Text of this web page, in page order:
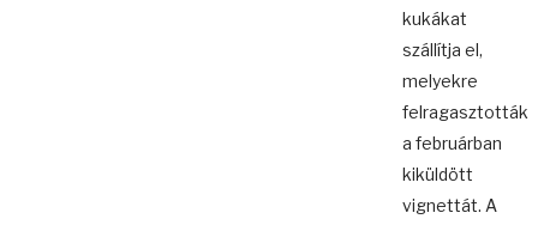
kukákat
szállítja el,
melyekre
felragasztották
a februárban
kiküldött
vignettát. A